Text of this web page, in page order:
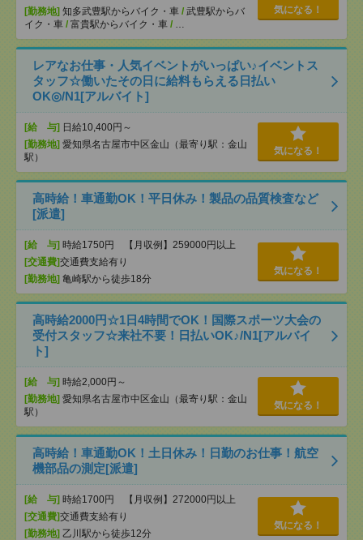
[勤務地] 知多武豊駅からバイク・車 / 武豊駅からバ
イク・車 / 富貴駅からバイク・車 / …
気になる！
レアなお仕事・人気イベントがいっぱい♪イベントス
タッフ☆働いたその日に給料もらえる日払い
OK◎/N1[アルバイト]
[給 与] 日給10,400円～
[勤務地] 愛知県名古屋市中区金山（最寄り駅：金山
駅）
気になる！
高時給！車通勤OK！平日休み！製品の品質検査など
[派遣]
[給 与] 時給1750円 【月収例】259000円以上
[交通費]交通費支給有り
[勤務地] 亀崎駅から徒歩18分
気になる！
高時給2000円☆1日4時間でOK！国際スポーツ大会の
受付スタッフ☆来社不要！日払いOK♪/N1[アルバイ
ト]
[給 与] 時給2,000円～
[勤務地] 愛知県名古屋市中区金山（最寄り駅：金山
駅）
気になる！
高時給！車通勤OK！土日休み！日勤のお仕事！航空
機部品の測定[派遣]
[給 与] 時給1700円 【月収例】272000円以上
[交通費]交通費支給有り
[勤務地] 乙川駅から徒歩12分
気になる！